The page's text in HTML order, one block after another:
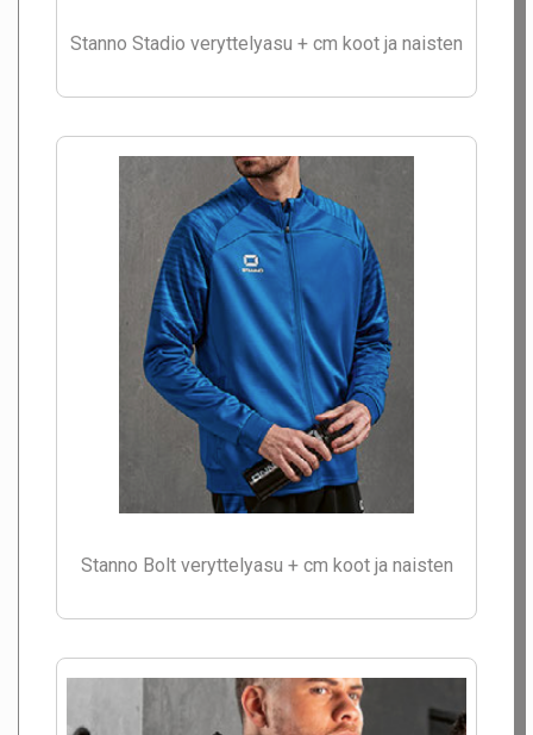
Stanno Stadio veryttelyasu + cm koot ja naisten
Stanno Bolt veryttelyasu + cm koot ja naisten